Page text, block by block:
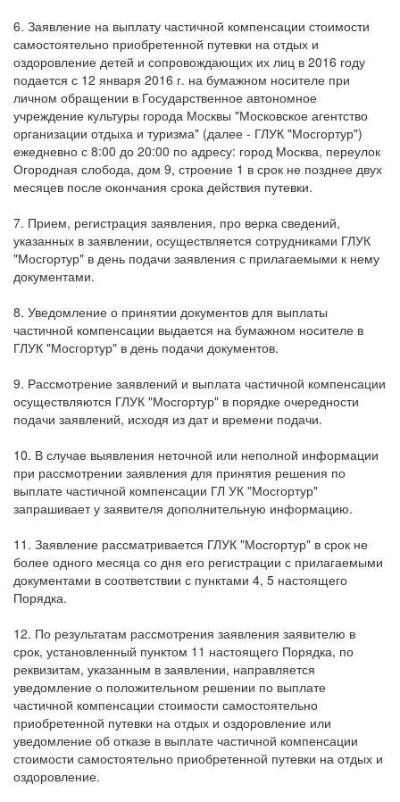
6. Заявление на выплату частичной компенсации стоимости
самостоятельно приобретенной путевки на отдых и
оздоровление детей и сопровождающих их лиц в 2016 году
подается с 12 января 2016 г. на бумажном носителе при
личном обращении в Государственное автономное
учреждение культуры города Москвы "Московское агентство
организации отдыха и туризма" (далее - ГЛУК "Мосгортур")
ежедневно с 8:00 до 20:00 по адресу: город Москва, переулок
Огородная слобода, дом 9, строение 1 в срок не позднее двух
месяцев после окончания срока действия путевки.
7. Прием, регистрация заявления, про верка сведений,
указанных в заявлении, осуществляется сотрудниками ГЛУК
"Мосгортур" в день подачи заявления с прилагаемыми к нему
документами.
8. Уведомление о принятии документов для выплаты
частичной компенсации выдается на бумажном носителе в
ГЛУК "Мосгортур" в день подачи документов.
9. Рассмотрение заявлений и выплата частичной компенсации
осуществляются ГЛУК "Мосгортур" в порядке очередности
подачи заявлений, исходя из дат и времени подачи.
10. В случае выявления неточной или неполной информации
при рассмотрении заявления для принятия решения по
выплате частичной компенсации ГЛ УК "Мосгортур"
запрашивает у заявителя дополнительную информацию.
11. Заявление рассматривается ГЛУК "Мосгортур" в срок не
более одного месяца со дня его регистрации с прилагаемыми
документами в соответствии с пунктами 4, 5 настоящего
Порядка.
12. По результатам рассмотрения заявления заявителю в
срок, установленный пунктом 11 настоящего Порядка, по
реквизитам, указанным в заявлении, направляется
уведомление о положительном решении по выплате
частичной компенсации стоимости самостоятельно
приобретенной путевки на отдых и оздоровление или
уведомление об отказе в выплате частичной компенсации
стоимости самостоятельно приобретенной путевки на отдых и
оздоровление.